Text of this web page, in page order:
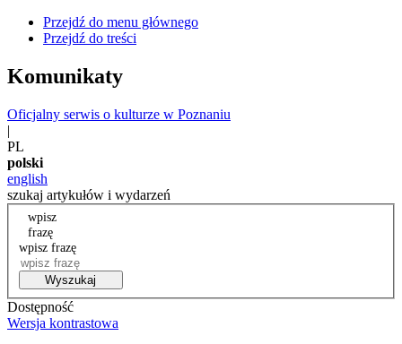
Przejdź do menu głównego
Przejdź do treści
Komunikaty
Oficjalny serwis o kulturze w Poznaniu
|
PL
polski
english
szukaj artykułów i wydarzeń
wpisz
frazę
wpisz frazę
Wyszukaj
Dostępność
Wersja kontrastowa